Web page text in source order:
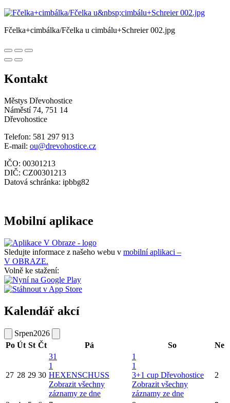
Fčelka+cimbálka/Fčelka u cimbálu+Schreier 002.jpg
Kontakt
Městys Dřevohostice
Náměstí 74, 751 14
Dřevohostice
Telefon: 581 297 913
E-mail: ou@drevohostice.cz
IČO: 00301213
DIČ: CZ00301213
Datová schránka: ipbbg82
Mobilní aplikace
Sledujte informace z našeho webu v mobilní aplikaci –
V OBRAZE.
Volně ke stažení:
Kalendář akcí
Srpen2026
Po Út St Čt Pá So Ne
27 28 29 30
31
1
HEXENSCHUSS
Zobrazit všechny
záznamy ze dne
1
1
3+1 cup Dřevohostice
Zobrazit všechny
záznamy ze dne
2